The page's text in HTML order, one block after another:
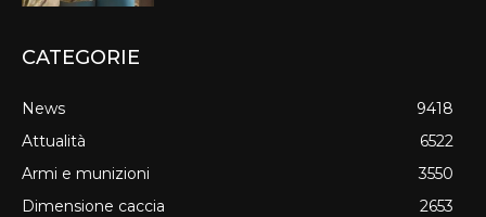
CATEGORIE
News
9418
Attualità
6522
Armi e munizioni
3550
Dimensione caccia
2653